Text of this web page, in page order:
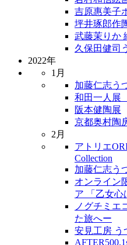
吉原惠美子
坪井琢郎作
武藤茉りか
久保田健司
2022年
1月
加藤仁志う
和田一人展
阪本健陶展
京都奥村陶
2月
アトリエ
Collection
加藤仁志う
オンライン
ア 「乙女心
ノグチミエ
た旅へー
安見工房 う